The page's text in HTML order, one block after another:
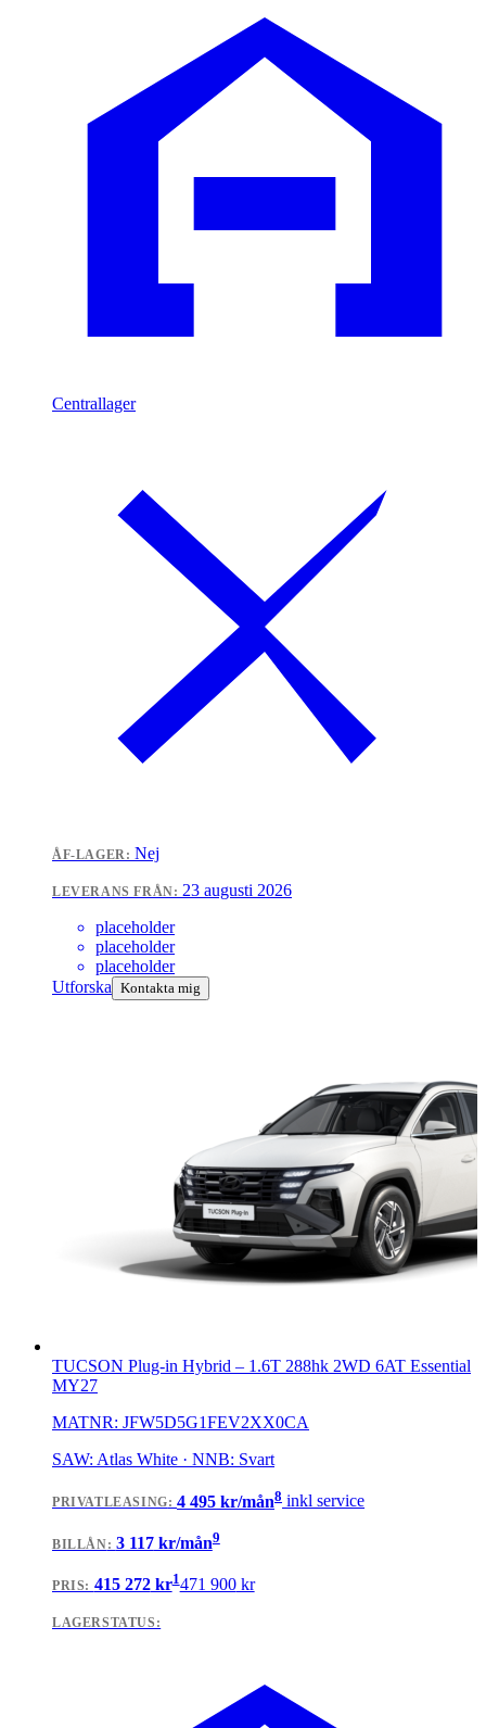
Centrallager
ÅF-LAGER: Nej
LEVERANS FRÅN: 23 augusti 2026
placeholder
placeholder
placeholder
Utforska Kontakta mig
TUCSON Plug-in Hybrid – 1.6T 288hk 2WD 6AT Essential
MY27
MATNR: JFW5D5G1FEV2XX0CA
SAW: Atlas White · NNB: Svart
PRIVATLEASING:4 495 kr/mån8 inkl service
BILLÅN: 3 117kr/mån9
PRIS: 415 272kr1471 900kr
LAGERSTATUS: